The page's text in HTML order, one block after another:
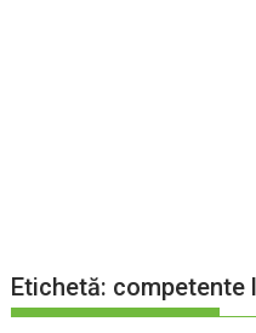
Etichetă: competente